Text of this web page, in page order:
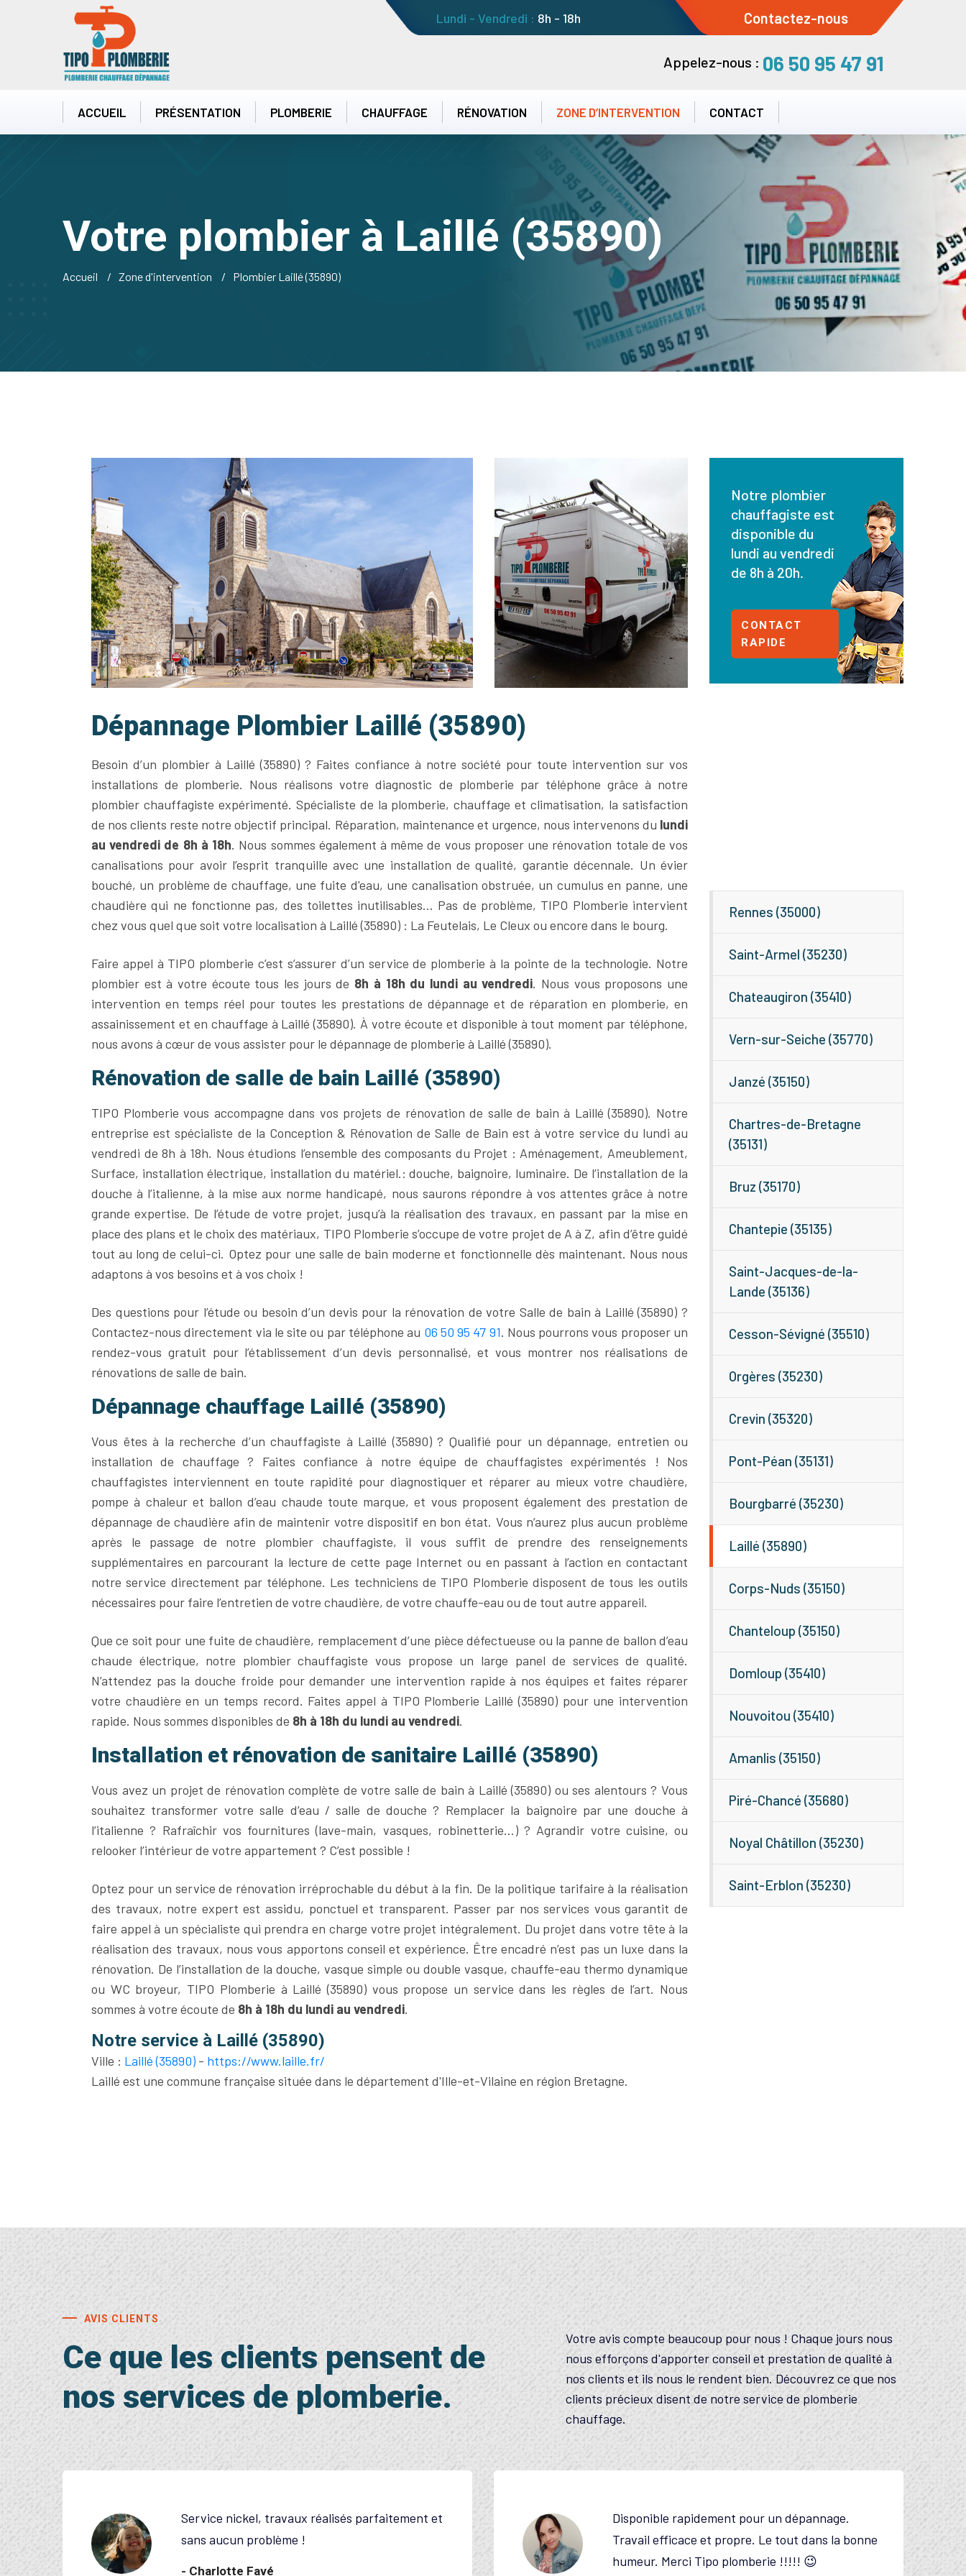
Lundi - Vendredi : 8h - 18h Contactez-nous
Appelez-nous : 06 50 95 47 91
ACCUEIL PRÉSENTATION PLOMBERIE CHAUFFAGE RÉNOVATION ZONE D’INTERVENTION CONTACT
Votre plombier à Laillé (35890)
Accueil Zone d'intervention Plombier Laillé (35890)
Dépannage Plombier Laillé (35890)
Besoin d’un plombier à Laillé (35890) ? Faites confiance à notre société pour toute intervention sur vos
installations de plomberie. Nous réalisons votre diagnostic de plomberie par téléphone grâce à notre
plombier chauffagiste expérimenté. Spécialiste de la plomberie, chauffage et climatisation, la satisfaction
de nos clients reste notre objectif principal. Réparation, maintenance et urgence, nous intervenons du lundi
au vendredi de 8h à 18h. Nous sommes également à même de vous proposer une rénovation totale de vos
canalisations pour avoir l’esprit tranquille avec une installation de qualité, garantie décennale. Un évier
bouché, un problème de chauffage, une fuite d'eau, une canalisation obstruée, un cumulus en panne, une
chaudière qui ne fonctionne pas, des toilettes inutilisables… Pas de problème, TIPO Plomberie intervient
chez vous quel que soit votre localisation à Laillé (35890) : La Feutelais, Le Cleux ou encore dans le bourg.
Faire appel à TIPO plomberie c’est s’assurer d’un service de plomberie à la pointe de la technologie. Notre
plombier est à votre écoute tous les jours de 8h à 18h du lundi au vendredi. Nous vous proposons une
intervention en temps réel pour toutes les prestations de dépannage et de réparation en plomberie, en
assainissement et en chauffage à Laillé (35890). À votre écoute et disponible à tout moment par téléphone,
nous avons à cœur de vous assister pour le dépannage de plomberie à Laillé (35890).
Rénovation de salle de bain Laillé (35890)
TIPO Plomberie vous accompagne dans vos projets de rénovation de salle de bain à Laillé (35890). Notre
entreprise est spécialiste de la Conception & Rénovation de Salle de Bain est à votre service du lundi au
vendredi de 8h à 18h. Nous étudions l’ensemble des composants du Projet : Aménagement, Ameublement,
Surface, installation électrique, installation du matériel.: douche, baignoire, luminaire. De l’installation de la
douche à l’italienne, à la mise aux norme handicapé, nous saurons répondre à vos attentes grâce à notre
grande expertise. De l’étude de votre projet, jusqu’à la réalisation des travaux, en passant par la mise en
place des plans et le choix des matériaux, TIPO Plomberie s’occupe de votre projet de A à Z, afin d’être guidé
tout au long de celui-ci. Optez pour une salle de bain moderne et fonctionnelle dès maintenant. Nous nous
adaptons à vos besoins et à vos choix !
Des questions pour l’étude ou besoin d’un devis pour la rénovation de votre Salle de bain à Laillé (35890) ?
Contactez-nous directement via le site ou par téléphone au 06 50 95 47 91. Nous pourrons vous proposer un
rendez-vous gratuit pour l’établissement d’un devis personnalisé, et vous montrer nos réalisations de
rénovations de salle de bain.
Dépannage chauffage Laillé (35890)
Vous êtes à la recherche d’un chauffagiste à Laillé (35890) ? Qualifié pour un dépannage, entretien ou
installation de chauffage ? Faites confiance à notre équipe de chauffagistes expérimentés ! Nos
chauffagistes interviennent en toute rapidité pour diagnostiquer et réparer au mieux votre chaudière,
pompe à chaleur et ballon d’eau chaude toute marque, et vous proposent également des prestation de
dépannage de chaudière afin de maintenir votre dispositif en bon état. Vous n’aurez plus aucun problème
après le passage de notre plombier chauffagiste, il vous suffit de prendre des renseignements
supplémentaires en parcourant la lecture de cette page Internet ou en passant à l’action en contactant
notre service directement par téléphone. Les techniciens de TIPO Plomberie disposent de tous les outils
nécessaires pour faire l’entretien de votre chaudière, de votre chauffe-eau ou de tout autre appareil.
Que ce soit pour une fuite de chaudière, remplacement d’une pièce défectueuse ou la panne de ballon d’eau
chaude électrique, notre plombier chauffagiste vous propose un large panel de services de qualité.
N’attendez pas la douche froide pour demander une intervention rapide à nos équipes et faites réparer
votre chaudière en un temps record. Faites appel à TIPO Plomberie Laillé (35890) pour une intervention
rapide. Nous sommes disponibles de 8h à 18h du lundi au vendredi.
Installation et rénovation de sanitaire Laillé (35890)
Vous avez un projet de rénovation complète de votre salle de bain à Laillé (35890) ou ses alentours ? Vous
souhaitez transformer votre salle d’eau / salle de douche ? Remplacer la baignoire par une douche à
l’italienne ? Rafraîchir vos fournitures (lave-main, vasques, robinetterie…) ? Agrandir votre cuisine, ou
relooker l’intérieur de votre appartement ? C’est possible !
Optez pour un service de rénovation irréprochable du début à la fin. De la politique tarifaire à la réalisation
des travaux, notre expert est assidu, ponctuel et transparent. Passer par nos services vous garantit de
faire appel à un spécialiste qui prendra en charge votre projet intégralement. Du projet dans votre tête à la
réalisation des travaux, nous vous apportons conseil et expérience. Être encadré n’est pas un luxe dans la
rénovation. De l’installation de la douche, vasque simple ou double vasque, chauffe-eau thermo dynamique
ou WC broyeur, TIPO Plomberie à Laillé (35890) vous propose un service dans les règles de l’art. Nous
sommes à votre écoute de 8h à 18h du lundi au vendredi.
Notre service à Laillé (35890)
Ville : Laillé (35890) - https://www.laille.fr/
Laillé est une commune française située dans le département d'Ille-et-Vilaine en région Bretagne.
Notre plombier
chauffagiste est
disponible du
lundi au vendredi
de 8h à 20h.
CONTACT
RAPIDE
Rennes (35000)
Saint-Armel (35230)
Chateaugiron (35410)
Vern-sur-Seiche (35770)
Janzé (35150)
Chartres-de-Bretagne
(35131)
Bruz (35170)
Chantepie (35135)
Saint-Jacques-de-la-
Lande (35136)
Cesson-Sévigné (35510)
Orgères (35230)
Crevin (35320)
Pont-Péan (35131)
Bourgbarré (35230)
Laillé (35890)
Corps-Nuds (35150)
Chanteloup (35150)
Domloup (35410)
Nouvoitou (35410)
Amanlis (35150)
Piré-Chancé (35680)
Noyal Châtillon (35230)
Saint-Erblon (35230)
AVIS CLIENTS
Ce que les clients pensent de
nos services de plomberie.
Votre avis compte beaucoup pour nous ! Chaque jours nous
nous efforçons d'apporter conseil et prestation de qualité à
nos clients et ils nous le rendent bien. Découvrez ce que nos
clients précieux disent de notre service de plomberie
chauffage.
Disponible rapidement pour un dépannage.
Travail efficace et propre. Le tout dans la bonne
On a travaillé avec cet artisan dans le cadre
d'une rénovation de maison. Rien à redire : Force
de proposition, efficace, disponible, arrangeant